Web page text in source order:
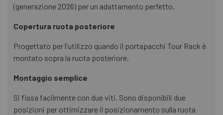
(generazione 2026) per un adattamento perfetto.
Copertura ruota posteriore
Progettato per l'utilizzo quando il portapacchi Tour Rack è
montato sopra la ruota posteriore.
Montaggio semplice
Si fissa facilmente con due viti. Sono disponibili due
posizioni per ottimizzare il posizionamento sulla ruota